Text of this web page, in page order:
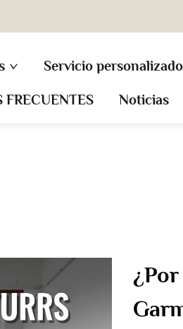
Servicio personalizado
FRECUENTES Noticias